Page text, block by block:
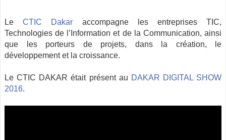
LeCTIC Dakar accompagne les entreprises TIC,
Technologies de l’Information et de la Communication, ainsi
que les porteurs de projets, dans la création, le
développement et la croissance.
Le CTIC DAKAR était présent au DAKAR DIGITAL SHOW
2016.